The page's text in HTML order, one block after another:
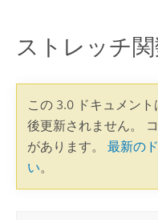
ストレッチ
この 3.0 ドキュメント
後更新されません。
があります。 最新の
い。